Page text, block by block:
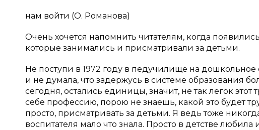
нам войти (О. Романова)
Очень хочется напомнить читателям, когда
которые занимались и присматривали за детьми.
Не поступи в 1972 году в педучилище на
и не думала, что задержусь в системе образования
сегодня, остались единицы, значит, не так легок
себе профессию, порою не знаешь, какой это будет
просто, присматривать за детьми. Я ведь тоже
воспитателя мало что знала. Просто в детстве